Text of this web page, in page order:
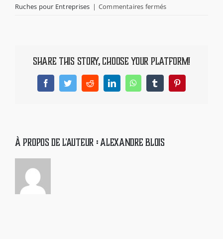
FOIRE AUX QUESTIONS
Ruches pour Entreprises | Commentaires ferméssur
avec
Ma
Petite
Share This Story, Choose Your Platform!
FacebookTwitterRedditLinkedInWhatsAppTumblrPinterest
À propos de l'auteur :Alexandre Blois